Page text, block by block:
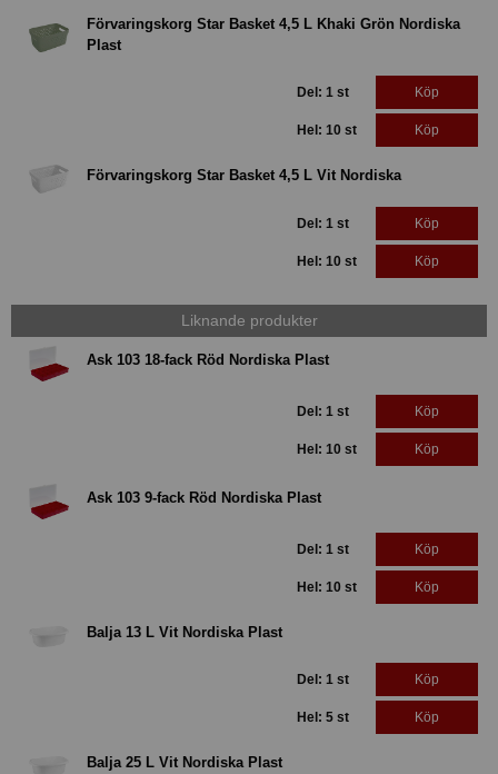
Förvaringskorg Star Basket 4,5 L Khaki Grön Nordiska
Plast
Del: 1 st Köp
Hel: 10 st Köp
Förvaringskorg Star Basket 4,5 L Vit Nordiska
Del: 1 st Köp
Hel: 10 st Köp
Liknande produkter
Ask 103 18-fack Röd Nordiska Plast
Del: 1 st Köp
Hel: 10 st Köp
Ask 103 9-fack Röd Nordiska Plast
Del: 1 st Köp
Hel: 10 st Köp
Balja 13 L Vit Nordiska Plast
Del: 1 st Köp
Hel: 5 st Köp
Balja 25 L Vit Nordiska Plast